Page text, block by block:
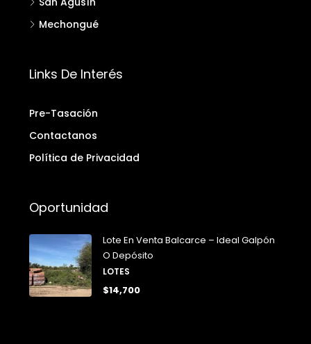
Mechongué
Links De Interés
Pre-Tasación
Contactanos
Política de Privacidad
Oportunidad
Lote En Venta Balcarce – Ideal Galpón
O Depósito
LOTES
$14,700